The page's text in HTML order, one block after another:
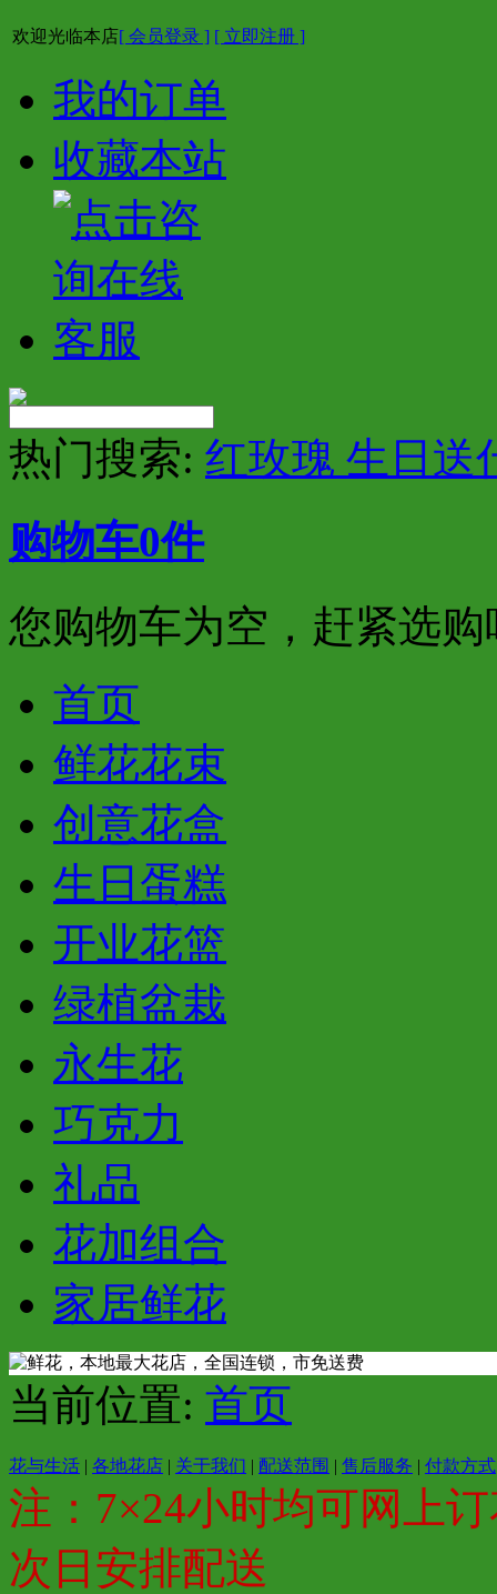
欢迎光临本店[ 会员登录 ] [ 立即注册 ]
我的订单
收藏本站
热门搜索: 红玫瑰 生日送
购物车0件
您购物车为空，赶紧选购
首页
鲜花花束
创意花盒
生日蛋糕
开业花篮
绿植盆栽
永生花
巧克力
礼品
花加组合
家居鲜花
当前位置: 首页
花与生活 | 各地花店 | 关于我们 | 配送范围 | 售后服务 | 付款方式
注：7×24小时均可网上
次日安排配送